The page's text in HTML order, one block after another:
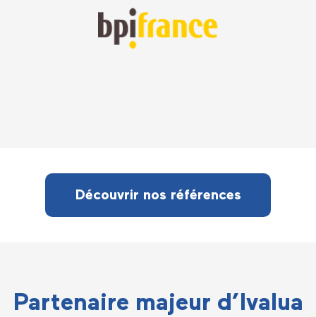
Découvrir nos références
Partenaire majeur d’Ivalua